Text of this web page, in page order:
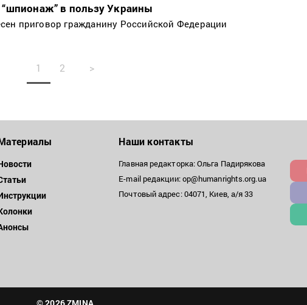
в пользу Украины
приговор гражданину Российской Федерации
1 2 >
Наши контакты
Главная редакторка: Ольга Падирякова
E-mail редакции: op@humanrights.org.ua
Почтовый адрес: 04071, Киев, а/я 33